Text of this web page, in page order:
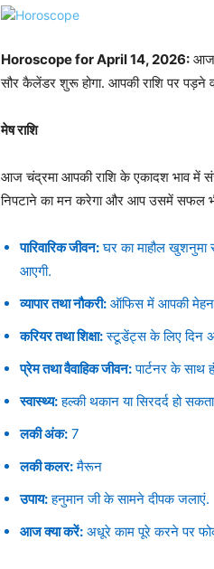
Horoscope for April 14, 2026: आज
सौर कैलेंडर शुरू होगा. आपकी राशि पर पड़ने
मेष राशि
आज चंद्रमा आपकी राशि के एकादश भाव
निपटाने का मन करेगा और आप उसमें सफल
पारिवारिक जीवन:घर का माहौल खुशनुमा
आएगी.
व्यापार तथा नौकरी: ऑफिस में आपकी
करियर तथा शिक्षा:स्टूडेंट्स के लिए दिन
प्रेम तथा वैवाहिक जीवन:पार्टनर के साथ
स्वास्थ्य:हल्की थकान या सिरदर्द हो
लकी अंक: 7
लकी कलर:मैरून
उपाय:हनुमान जी के सामने दीपक जलाएं.
आज क्या करें: अधूरे काम पूरे करने पर